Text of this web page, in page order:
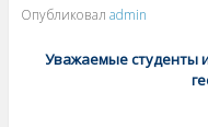
Опубликовал admin
Уважаемые студенты